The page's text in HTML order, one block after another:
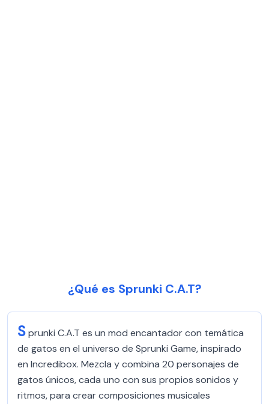
¿Qué es Sprunki C.A.T?
Sprunki C.A.T es un mod encantador con temática
de gatos en el universo de Sprunki Game, inspirado
en Incredibox. Mezcla y combina 20 personajes de
gatos únicos, cada uno con sus propios sonidos y
ritmos, para crear composiciones musicales